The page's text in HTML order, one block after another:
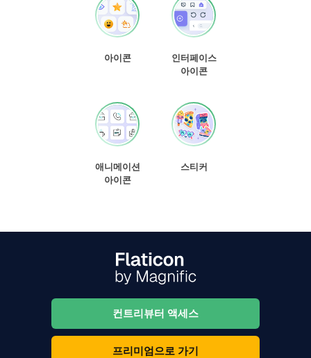
아이콘
인터페이스
아이콘
애니메이션
아이콘
스티커
컨트리뷰터 액세스
프리미엄으로 가기